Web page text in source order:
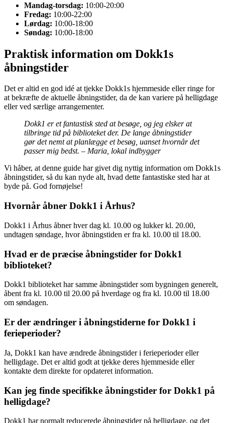
Mandag-torsdag: 10:00-20:00
Fredag: 10:00-22:00
Lørdag: 10:00-18:00
Søndag: 10:00-18:00
Praktisk information om Dokk1s
åbningstider
Det er altid en god idé at tjekke Dokk1s hjemmeside eller ringe for
at bekræfte de aktuelle åbningstider, da de kan variere på helligdage
eller ved særlige arrangementer.
Dokk1 er et fantastisk sted at besøge, og jeg elsker at
tilbringe tid på biblioteket der. De lange åbningstider
gør det nemt at planlægge et besøg, uanset hvornår det
passer mig bedst. – Maria, lokal indbygger
Vi håber, at denne guide har givet dig nyttig information om Dokk1s
åbningstider, så du kan nyde alt, hvad dette fantastiske sted har at
byde på. God fornøjelse!
Hvornår åbner Dokk1 i Århus?
Dokk1 i Århus åbner hver dag kl. 10.00 og lukker kl. 20.00,
undtagen søndage, hvor åbningstiden er fra kl. 10.00 til 18.00.
Hvad er de præcise åbningstider for Dokk1
biblioteket?
Dokk1 biblioteket har samme åbningstider som bygningen generelt,
åbent fra kl. 10.00 til 20.00 på hverdage og fra kl. 10.00 til 18.00
om søndagen.
Er der ændringer i åbningstiderne for Dokk1 i
ferieperioder?
Ja, Dokk1 kan have ændrede åbningstider i ferieperioder eller
helligdage. Det er altid godt at tjekke deres hjemmeside eller
kontakte dem direkte for opdateret information.
Kan jeg finde specifikke åbningstider for Dokk1 på
helligdage?
Dokk1 har normalt reducerede åbningstider på helligdage, og det